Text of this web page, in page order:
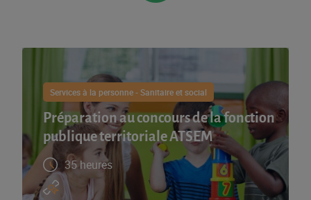
Services à la personne - Sanitaire et social
Préparation au concours de la fonction
publique territoriale ATSEM
35 heures